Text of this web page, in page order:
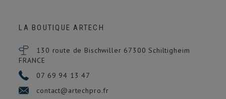
LA BOUTIQUE ARTECH
130 route de Bischwiller 67300 Schiltigheim
FRANCE
07 69 94 13 47
contact@artechpro.fr